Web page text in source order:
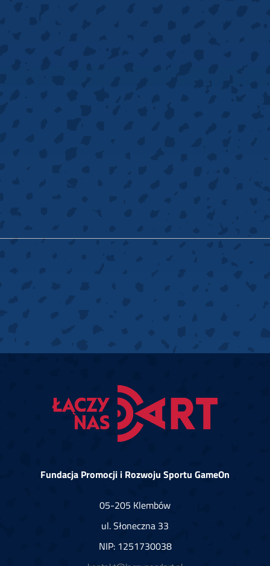
Fundacja Promocji i Rozwoju Sportu GameOn
05-205 Klembów
ul. Słoneczna 33
NIP: 1251730038